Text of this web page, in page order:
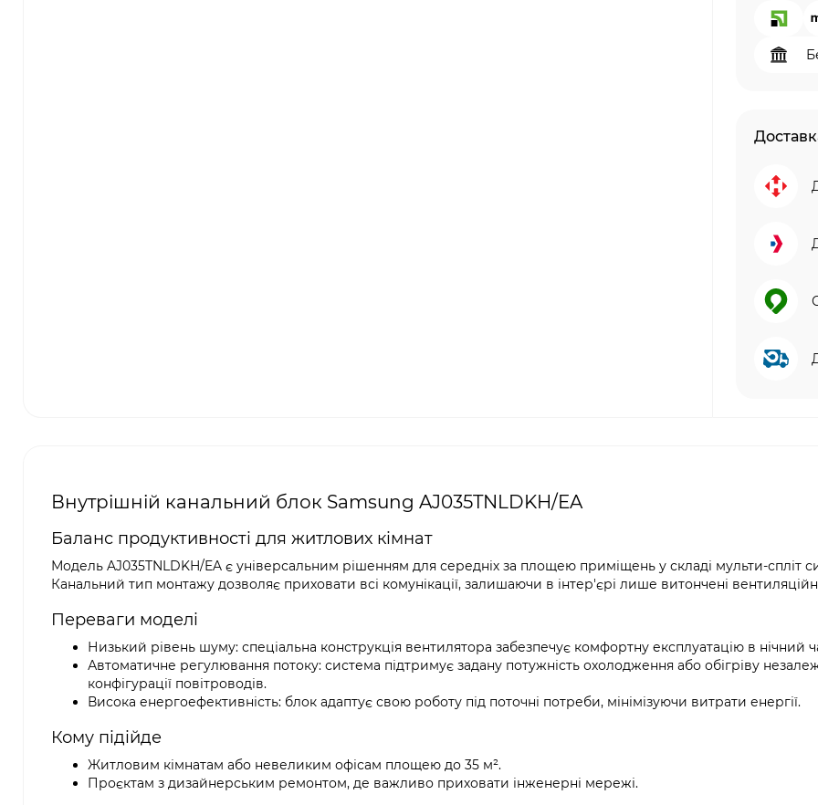
Внутрішній канальний блок Samsung AJ035TNLDKH/EA
Баланс продуктивності для житлових кімнат
Модель AJ035TNLDKH/EA є універсальним рішенням для середніх за площею приміщень у складі мульти-спліт
Канальний тип монтажу дозволяє приховати всі комунікації, залишаючи в інтер'єрі лише витончені
Переваги моделі
Низький рівень шуму: спеціальна конструкція вентилятора забезпечує комфортну експлуатацію в нічний
Автоматичне регулювання потоку: система підтримує задану потужність охолодження або обігріву
конфігурації повітроводів.
Висока енергоефективність: блок адаптує свою роботу під поточні потреби, мінімізуючи витрати енергії.
Кому підійде
Житловим кімнатам або невеликим офісам площею до 35 м².
Проєктам з дизайнерським ремонтом, де важливо приховати інженерні мережі.